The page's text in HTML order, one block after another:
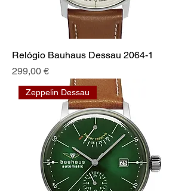
Relógio Bauhaus Dessau 2064-1
Preis
299,00 €
Zeppelin Dessau